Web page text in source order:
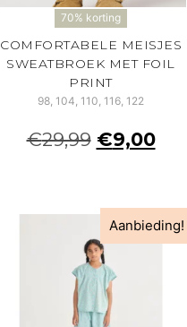
70% korting
COMFORTABELE MEISJES
SWEATBROEK MET FOIL
PRINT
98, 104, 110, 116, 122
€29,99 €9,00
Aanbieding!